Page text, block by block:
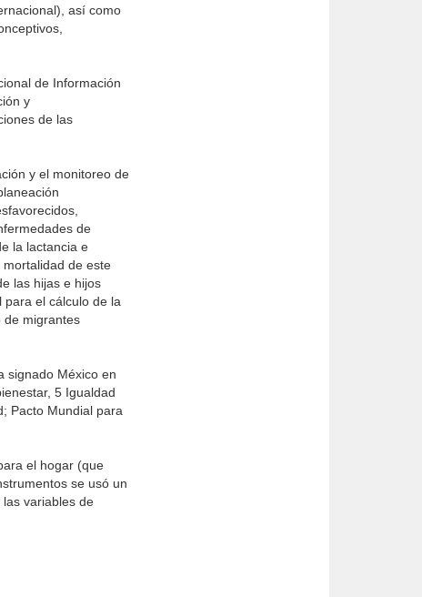
así como
de Información
y
de las
y el monitoreo de
de
la lactancia e
de este
las hijas e hijos
el cálculo de la
de migrantes
signado México en
5 Igualdad
Pacto Mundial para
el hogar (que
se usó un
variables de